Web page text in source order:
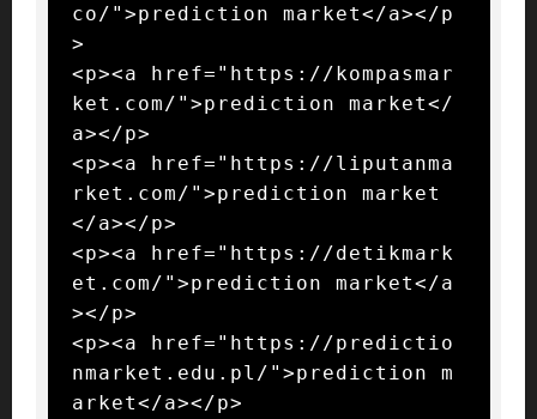
co/">prediction market</a></p
>
<p><a href="https://kompasmar
ket.com/">prediction market</
a></p>
<p><a href="https://liputanma
rket.com/">prediction market
</a></p>
<p><a href="https://detikmark
et.com/">prediction market</a
></p>
<p><a href="https://predictio
nmarket.edu.pl/">prediction m
arket</a></p>